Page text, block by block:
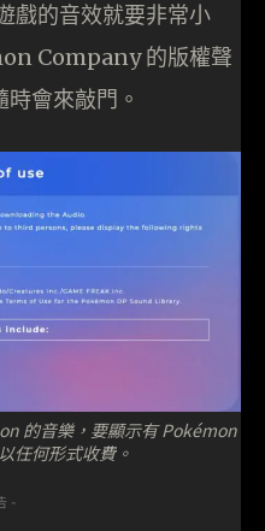
戲的音效就要非常小
Company 的版權聲
會來敲門。
的音樂，要顯示有 Pokémon
任何形式收費。
-